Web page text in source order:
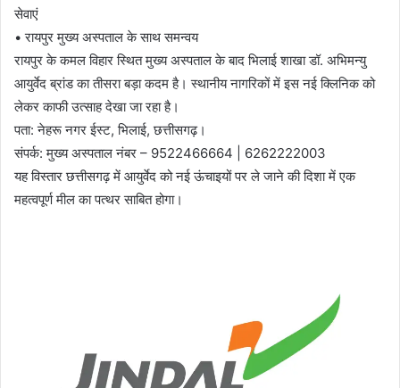
सेवाएं
• रायपुर मुख्य अस्पताल के साथ समन्वय
रायपुर के कमल विहार स्थित मुख्य अस्पताल के बाद भिलाई शाखा डॉ. अभिमन्यु
आयुर्वेद ब्रांड का तीसरा बड़ा कदम है। स्थानीय नागरिकों में इस नई क्लिनिक को
लेकर काफी उत्साह देखा जा रहा है।
पता: नेहरू नगर ईस्ट, भिलाई, छत्तीसगढ़।
संपर्क: मुख्य अस्पताल नंबर – 9522466664 | 6262222003
यह विस्तार छत्तीसगढ़ में आयुर्वेद को नई ऊंचाइयों पर ले जाने की दिशा में एक
महत्वपूर्ण मील का पत्थर साबित होगा।